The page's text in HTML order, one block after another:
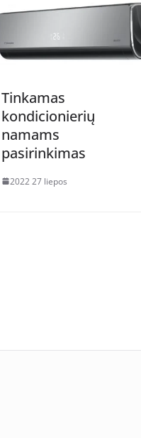
Tinkamas
kondicionierių
namams
pasirinkimas
2022 27 liepos